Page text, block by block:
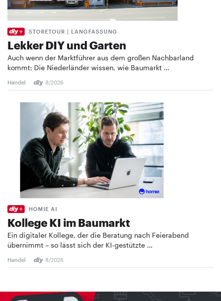
STORETOUR | LANGFASSUNG
Lekker DIY und Garten
Auch wenn der Marktführer aus dem großen Nachbarland
kommt: Die Niederländer wissen, wie Baumarkt …
Handel 8/2026
HOMIE AI
Kollege KI im Baumarkt
Ein digitaler Kollege, der die Beratung nach Feierabend
übernimmt – so lässt sich der KI-gestützte …
Handel 8/2026